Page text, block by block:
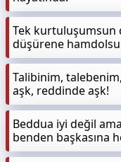
Tek kurtuluşumsun
düşürene
Talibinim,
aşk, reddinde aşk!
Beddua iyi değil
benden başkasına